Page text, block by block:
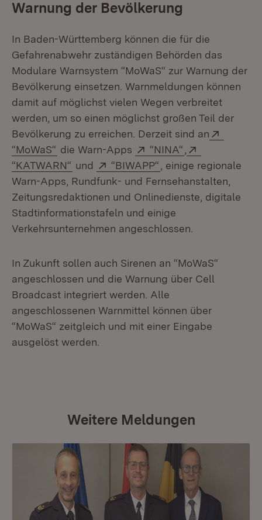
Warnung der Bevölkerung
In Baden-Württemberg können die für die
Gefahrenabwehr zuständigen Behörden das
Modulare Warnsystem “MoWaS“ zur Warnung der
Bevölkerung einsetzen. Warnmeldungen können
damit auf möglichst vielen Wegen verbreitet
werden, um so einen möglichst großen Teil der
Bevölkerung zu erreichen. Derzeit sind an
Extern:
“MoWaS“ (Öffnet in neuem Fenster)
die Warn-Apps Extern:
“NINA“ (Öffnet in
Extern:
“KATWARN“ (Öffnet in neuem Fenster)
und Extern:
“BIWAPP“ (Öffnet in neuem
, einige regionale
Warn-Apps, Rundfunk- und Fernsehanstalten,
Zeitungsredaktionen und Onlinedienste, digitale
Stadtinformationstafeln und einige
Verkehrsunternehmen angeschlossen.
In Zukunft sollen auch Sirenen an “MoWaS“
angeschlossen und die Warnung über Cell
Broadcast integriert werden. Alle
angeschlossenen Warnmittel können über
“MoWaS“ zeitgleich und mit einer Eingabe
ausgelöst werden.
Weitere Meldungen